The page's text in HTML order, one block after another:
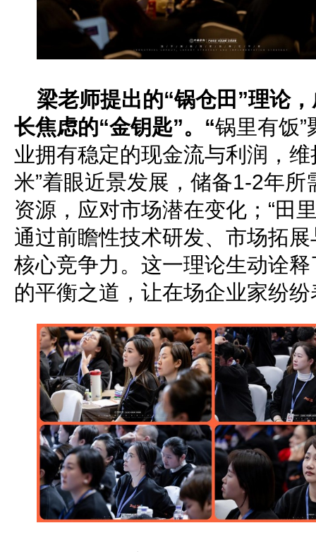
梁老师提出的“锅仓田”理论
长焦虑的“金钥匙”。“锅里有饭
业拥有稳定的现金流与利润，
米”着眼近景发展，储备1-2年
资源，应对市场潜在变化；“田
通过前瞻性技术研发、市场拓
核心竞争力。这一理论生动诠
的平衡之道，让在场企业家纷纷